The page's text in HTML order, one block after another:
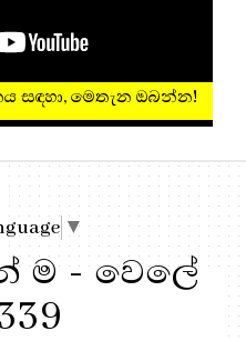
සඳහා, මෙතැන ඔබන්න!
▼
ම - වෙලේ